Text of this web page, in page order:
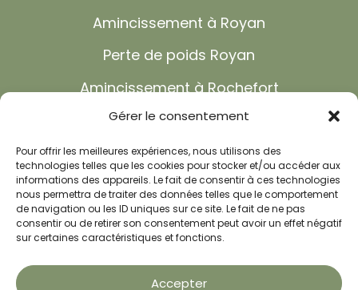
Gérer le consentement
Pour offrir les meilleures expériences, nous utilisons des
technologies telles que les cookies pour stocker et/ou accéder aux
informations des appareils. Le fait de consentir à ces technologies
nous permettra de traiter des données telles que le comportement
de navigation ou les ID uniques sur ce site. Le fait de ne pas
consentir ou de retirer son consentement peut avoir un effet négatif
sur certaines caractéristiques et fonctions.
Accepter
Amincissement à Royan
Perte de poids Royan
Amincissement à Rochefort
Maigrir sans régime
Cure d’amincissement
Soins amincissants
Cure minceur
Anxiété et dépression
Troubles du sommeil